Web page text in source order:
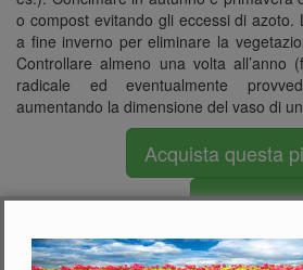
o compost evitando gli eccessi di azoto.
a fine inverno per eliminare la
Controllare almeno una volta all’anno
radicale ed eventualmente
aumentando la dimensione del vaso di
Acquista questa
Acquista
Caratteristiche in